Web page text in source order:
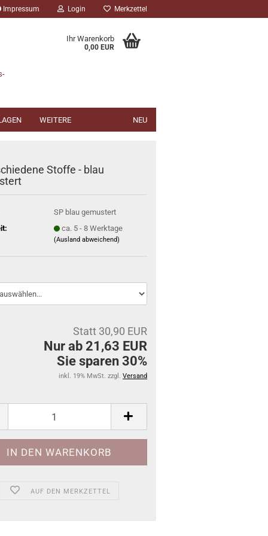
Impressum Login Merkzettel
Ihr Warenkorb
0,00 EUR
NEU
WEITERE
Stoffe - blau
SP blau gemustert
ca. 5 - 8 Werktage
(Ausland abweichend)
Statt 30,90 EUR
Nur ab 21,63 EUR
Sie sparen 30%
inkl. 19% MwSt. zzgl. Versand
AUF DEN MERKZETTEL